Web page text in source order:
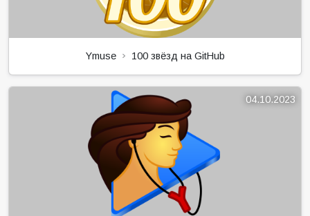
Ymuse 100 звёзд на GitHub
04.10.2023